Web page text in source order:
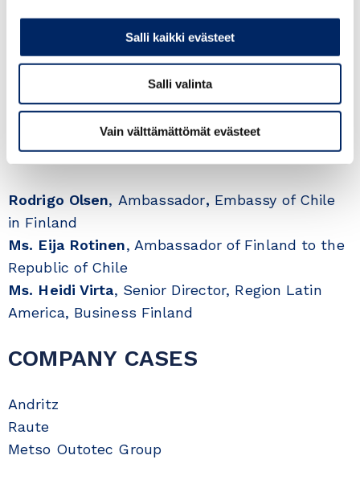
Salli kaikki evästeet
Salli valinta
Vain välttämättömät evästeet
The Chilean business environment and business
Success cases and references from Finnish
companies, that already have a solid relationship
How Team Finland can help Finnish companies in
accessing business opportunities identified in Latin
SPEAKERS
Rodrigo Olsen, Ambassador, Embassy of Chile
in Finland
Ms. Eija Rotinen, Ambassador of Finland to the
Republic of Chile
Ms. Heidi Virta, Senior Director, Region Latin
America, Business Finland
COMPANY CASES
Andritz
Raute
Metso Outotec Group